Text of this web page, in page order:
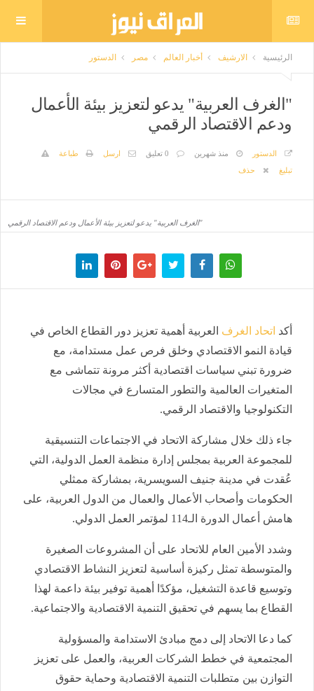
الرئيسية الارشيف أخبار العالم مصر الدستور
"الغرف العربية" يدعو لتعزيز بيئة الأعمال
ودعم الاقتصاد الرقمي
الدستور منذ شهرين 0 تعليق ارسل
طباعة
تبليغ
حذف
"الغرف العربية" يدعو لتعزيز بيئة الأعمال ودعم الاقتصاد الرقمي
أكد اتحاد الغرف العربية أهمية تعزيز دور القطاع الخاص في
قيادة النمو الاقتصادي وخلق فرص عمل مستدامة، مع
ضرورة تبني سياسات اقتصادية أكثر مرونة تتماشى مع
المتغيرات العالمية والتطور المتسارع في مجالات
التكنولوجيا والاقتصاد الرقمي.
جاء ذلك خلال مشاركة الاتحاد في الاجتماعات التنسيقية
للمجموعة العربية بمجلس إدارة منظمة العمل الدولية، التي
عُقدت في مدينة جنيف السويسرية، بمشاركة ممثلي
الحكومات وأصحاب الأعمال والعمال من الدول العربية، على
هامش أعمال الدورة الـ114 لمؤتمر العمل الدولي.
وشدد الأمين العام للاتحاد على أن المشروعات الصغيرة
والمتوسطة تمثل ركيزة أساسية لتعزيز النشاط الاقتصادي
وتوسيع قاعدة التشغيل، مؤكدًا أهمية توفير بيئة داعمة لهذا
القطاع بما يسهم في تحقيق التنمية الاقتصادية والاجتماعية.
كما دعا الاتحاد إلى دمج مبادئ الاستدامة والمسؤولية
المجتمعية في خطط الشركات العربية، والعمل على تعزيز
التوازن بين متطلبات التنمية الاقتصادية وحماية حقوق